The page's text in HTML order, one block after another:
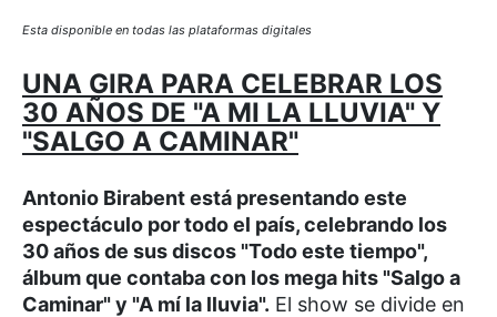
Esta disponible en todas las plataformas digitales
UNA GIRA PARA CELEBRAR LOS
30 AÑOS DE "A MI LA LLUVIA" Y
"SALGO A CAMINAR"
Antonio Birabent está presentando este
espectáculo por todo el país, celebrando los
30 años de sus discos "Todo este tiempo",
álbum que contaba con los mega hits "Salgo a
Caminar" y "A mí la lluvia". El show se divide en